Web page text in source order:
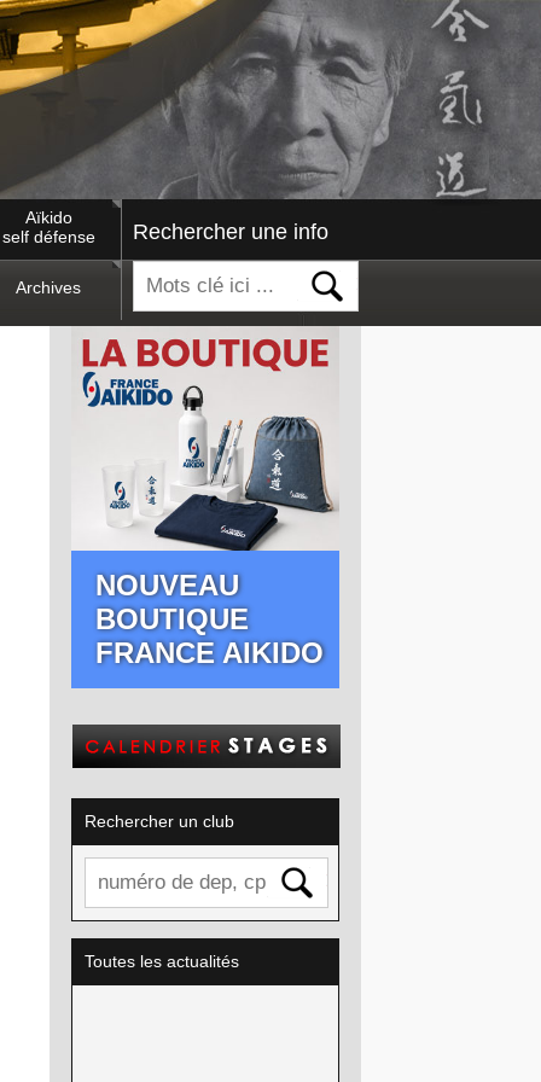
Aïkido
self défense
Archives
Rechercher une info
NOUVEAU
BOUTIQUE
FRANCE AIKIDO
Rechercher un club
Toutes les actualités